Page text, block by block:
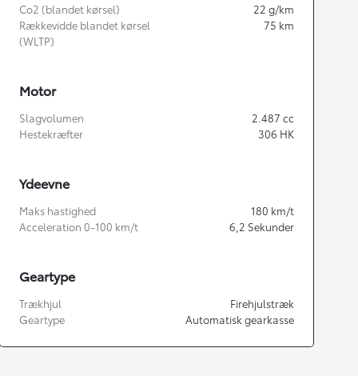
Co2 (blandet kørsel)
22 g/km
Rækkevidde blandet kørsel
(WLTP)
75 km
Motor
Slagvolumen 2.487 cc
Hestekræfter
306 HK
Ydeevne
Maks hastighed 180 km/t
Acceleration 0-100 km/t
6,2 Sekunder
Geartype
Trækhjul
Firehjulstræk
Geartype
Automatisk gearkasse